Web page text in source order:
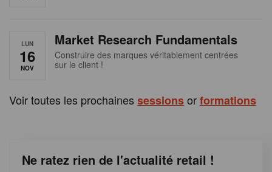
LUN
16
NOV
Market Research Fundamentals
Construire des marques véritablement centrées
sur le client !
Voir toutes les prochaines sessionsorformations
Ne ratez rien de l'actualité retail !